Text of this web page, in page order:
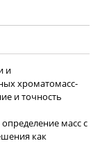
и
хроматомасс-
и точность
масс с
как